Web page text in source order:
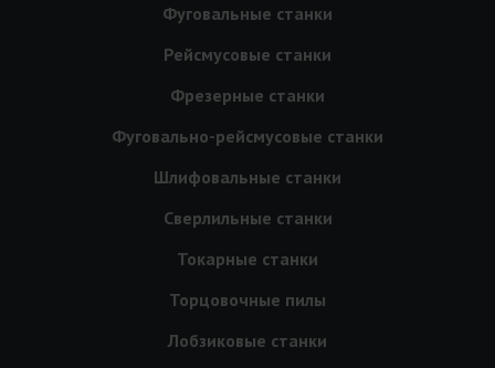
Фуговальные станки
Рейсмусовые станки
Фрезерные станки
Фуговально-рейсмусовые станки
Шлифовальные станки
Сверлильные станки
Токарные станки
Торцовочные пилы
Лобзиковые станки